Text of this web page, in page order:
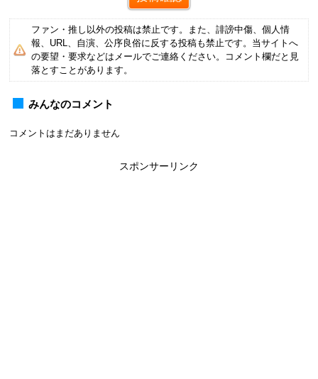
ファン・推し以外の投稿は禁止です。また、誹謗中傷、個人情
報、URL、自演、公序良俗に反する投稿も禁止です。当サイトへ
の要望・要求などはメールでご連絡ください。コメント欄だと見
落とすことがあります。
みんなのコメント
コメントはまだありません
スポンサーリンク